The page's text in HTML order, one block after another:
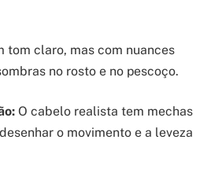
tom claro, mas com nuances
no rosto e no pescoço.
O cabelo realista tem mechas
o movimento e a leveza